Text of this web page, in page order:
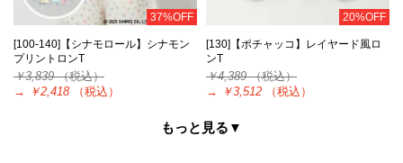
37%OFF
[100-140]【シナモロール】シナモン
プリントロンT
￥3,839（税込）
→
￥2,418 （税込）
20%OFF
[130]【ポチャッコ】レイヤード風ロ
ンT
￥4,389（税込）
→
￥3,512 （税込）
もっと見る▼